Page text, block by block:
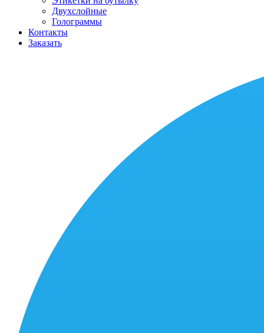
Двухслойные
Голограммы
Контакты
Заказать